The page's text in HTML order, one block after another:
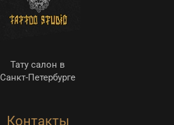
Тату салон в
Санкт-Петербурге
Контакты